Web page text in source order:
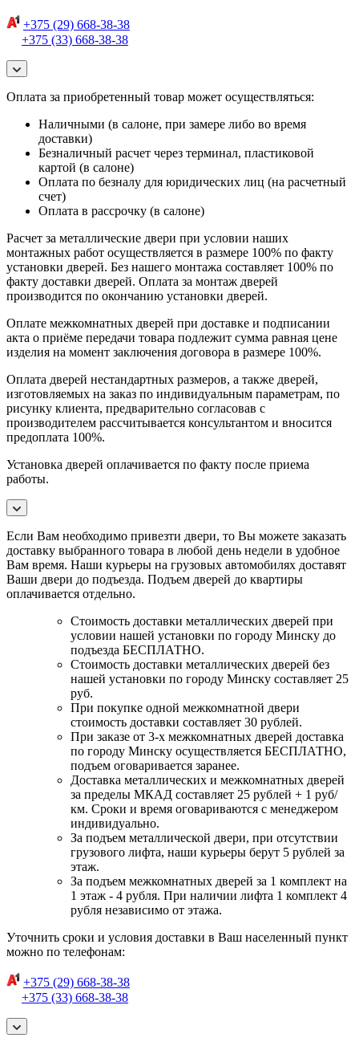
+375 (29) 668-38-38
+375 (33) 668-38-38
Оплата за приобретенный товар может осуществляться:
Наличными (в салоне, при замере либо во время
доставки)
Безналичный расчет через терминал, пластиковой
картой (в салоне)
Оплата по безналу для юридических лиц (на расчетный
счет)
Оплата в рассрочку (в салоне)
Расчет за металлические двери при условии наших
монтажных работ осуществляется в размере 100% по факту
установки дверей. Без нашего монтажа составляет 100% по
факту доставки дверей. Оплата за монтаж дверей
производится по окончанию установки дверей.
Оплате межкомнатных дверей при доставке и подписании
акта о приёме передачи товара подлежит сумма равная цене
изделия на момент заключения договора в размере 100%.
Оплата дверей нестандартных размеров, а также дверей,
изготовляемых на заказ по индивидуальным параметрам, по
рисунку клиента, предварительно согласовав с
производителем рассчитывается консультантом и вносится
предоплата 100%.
Установка дверей оплачивается по факту после приема
работы.
Если Вам необходимо привезти двери, то Вы можете заказать
доставку выбранного товара в любой день недели в удобное
Вам время. Наши курьеры на грузовых автомобилях доставят
Ваши двери до подъезда. Подъем дверей до квартиры
оплачивается отдельно.
Стоимость доставки металлических дверей при
условии нашей установки по городу Минску до
подъезда БЕСПЛАТНО.
Стоимость доставки металлических дверей без
нашей установки по городу Минску составляет 25
руб.
При покупке одной межкомнатной двери
стоимость доставки составляет 30 рублей.
При заказе от 3-х межкомнатных дверей доставка
по городу Минску осуществляется БЕСПЛАТНО,
подъем оговаривается заранее.
Доставка металлических и межкомнатных дверей
за пределы МКАД составляет 25 рублей + 1 руб/
км. Сроки и время оговариваются с менеджером
индивидуально.
За подъем металлической двери, при отсутствии
грузового лифта, наши курьеры берут 5 рублей за
этаж.
За подъем межкомнатных дверей за 1 комплект на
1 этаж - 4 рубля. При наличии лифта 1 комплект 4
рубля независимо от этажа.
Уточнить сроки и условия доставки в Ваш населенный пункт
можно по телефонам:
+375 (29) 668-38-38
+375 (33) 668-38-38